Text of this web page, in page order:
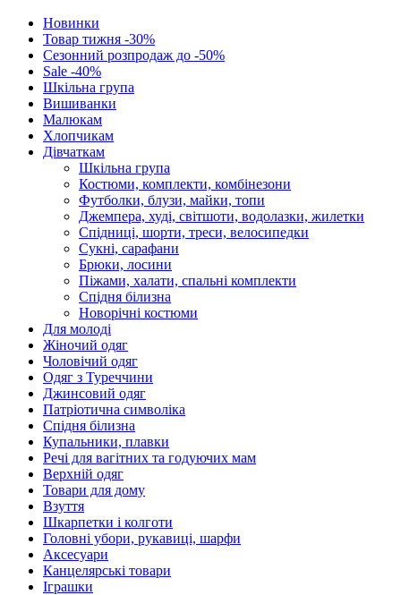
Новинки
Товар тижня -30%
Сезонний розпродаж до -50%
Sale -40%
Шкільна група
Вишиванки
Малюкам
Хлопчикам
Дівчаткам
Шкільна група
Костюми, комплекти, комбінезони
Футболки, блузи, майки, топи
Джемпера, худі, світшоти, водолазки, жилетки
Спідниці, шорти, треси, велосипедки
Сукні, сарафани
Брюки, лосини
Піжами, халати, спальні комплекти
Спідня білизна
Новорічні костюми
Для молоді
Жіночий одяг
Чоловічий одяг
Одяг з Туреччини
Джинсовий одяг
Патріотична символіка
Спідня білизна
Купальники, плавки
Речі для вагітних та годуючих мам
Верхній одяг
Товари для дому
Взуття
Шкарпетки і колготи
Головні убори, рукавиці, шарфи
Аксесуари
Канцелярські товари
Іграшки